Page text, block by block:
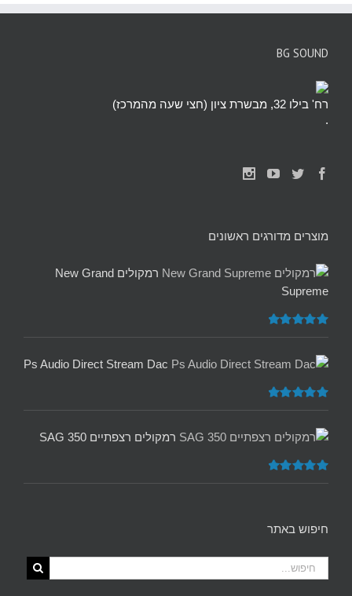
BG SOUND
רח' בילו 32, מבשרת ציון (חצי שעה מהמרכז)
.
מוצרים מדורגים ראשונים
רמקולים New Grand
Supreme
דורג5.00
Ps Audio Direct Stream Dac
דורג5.00
רמקולים רצפתיים SAG 350
דורג5.00
חיפוש באתר